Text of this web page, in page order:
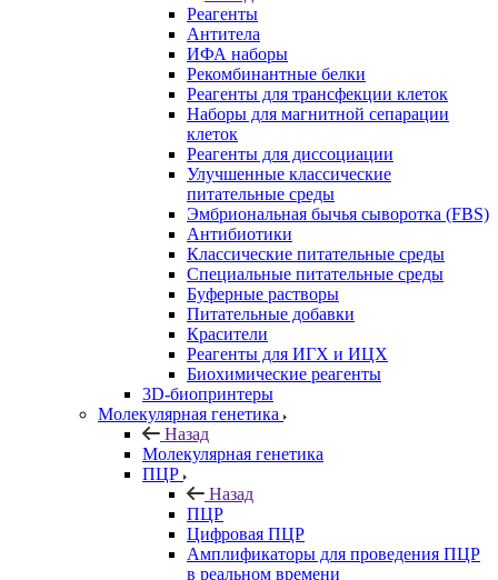
Реагенты
Антитела
ИФА наборы
Рекомбинантные белки
Реагенты для трансфекции клеток
Наборы для магнитной сепарации
клеток
Реагенты для диссоциации
Улучшенные классические
питательные среды
Эмбриональная бычья сыворотка (FBS)
Антибиотики
Классические питательные среды
Специальные питательные среды
Буферные растворы
Питательные добавки
Красители
Реагенты для ИГХ и ИЦХ
Биохимические реагенты
3D-биопринтеры
Молекулярная генетика
Назад
Молекулярная генетика
ПЦР
Назад
ПЦР
Цифровая ПЦР
Амплификаторы для проведения ПЦР
в реальном времени